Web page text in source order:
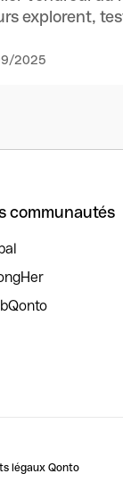
explorent,
2025
communautés
légaux Qonto